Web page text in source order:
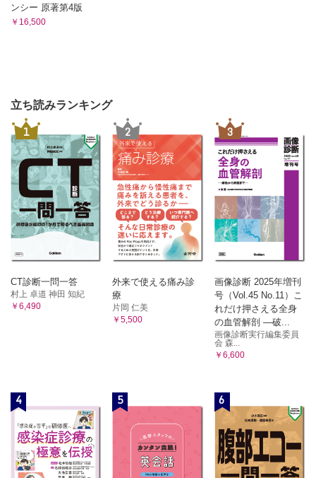
ンシー 原著第4版
￥16,500
立ち読みランキング
1
CT診断一問一答
村上 卓道 神田 知紀
￥6,490
2
外来で使える痛み診
療
片岡 仁美
￥5,500
3
画像診断 2025年増刊
号（Vol.45 No.11）こ
れだけ押さえる全身
の血管解剖 ―破...
画像診断実行編集委員
会 森...
￥6,600
4 5 6